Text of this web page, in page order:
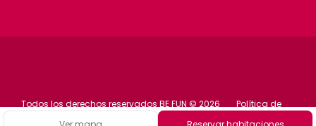
Todos los derechos reservados BE FUN © 2026
Política de
privacidad